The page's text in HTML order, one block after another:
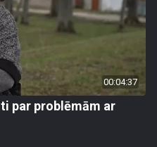
00:04:37
par problēmām ar